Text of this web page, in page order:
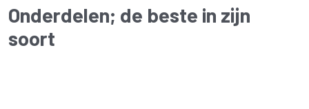
Onderdelen; de beste in zijn
soort